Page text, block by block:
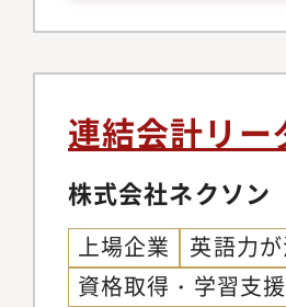
連結会計リー
株式会社ネクソン
上場企業 英語力
資格取得・学習支援